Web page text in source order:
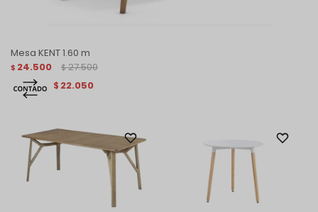
Mesa KENT 1.60 m
$ 24.500 $ 27.500
$ 22.050